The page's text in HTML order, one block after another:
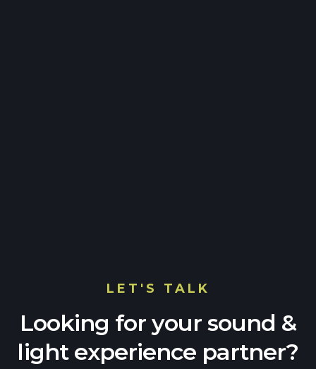
LET'S TALK
Looking for your sound &
light experience partner?